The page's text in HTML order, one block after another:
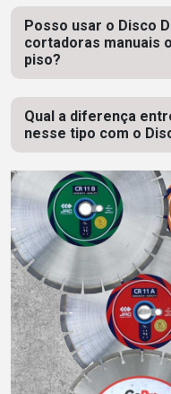
Posso usar o Disco
cortadoras manuais
piso?
Qual a diferença
nesse tipo com o